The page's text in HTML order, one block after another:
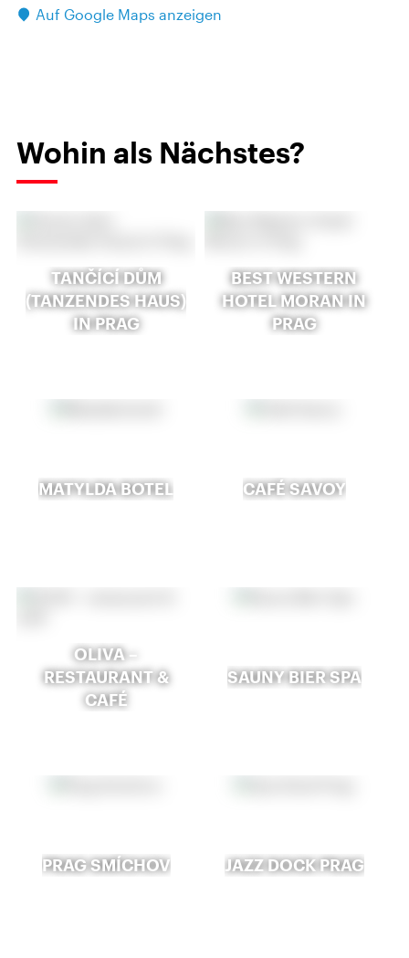
Auf Google Maps anzeigen
Wohin als Nächstes?
TANČÍCÍ DŮM
(TANZENDES HAUS)
IN PRAG
BEST WESTERN
HOTEL MORAN IN
PRAG
MATYLDA BOTEL CAFÉ SAVOY
OLIVA –
RESTAURANT &
CAFÉ
SAUNY BIER SPA
PRAG SMÍCHOV JAZZ DOCK PRAG